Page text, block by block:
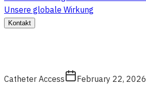
Unsere globale Wirkung
Kontakt
Catheter Access February 22, 2026